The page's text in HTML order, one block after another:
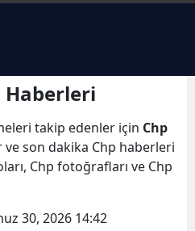
Haberleri
takip edenler için Chp
son dakika Chp haberleri
Chp fotoğrafları ve Chp
30, 2026 14:42